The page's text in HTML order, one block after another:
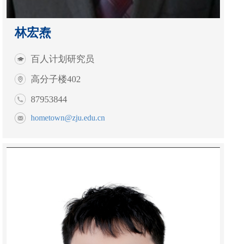
林宏焘
百人计划研究员
高分子楼402
87953844
hometown@zju.edu.cn